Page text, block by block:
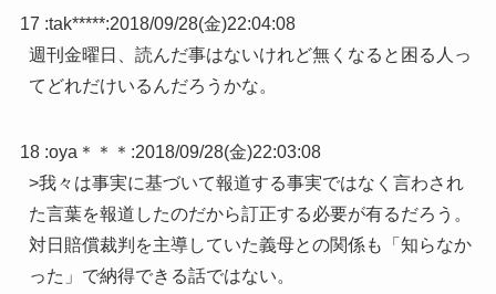
17 :tak*****:2018/09/28(金)22:04:08
週刊金曜日、読んだ事はないけれど無くなると困る人っ
てどれだけいるんだろうかな。
18 :oya＊＊＊ :2018/09/28(金)22:03:08
>我々は事実に基づいて報道する事実ではなく言わされ
た言葉を報道したのだから訂正する必要が有るだろう。
対日賠償裁判を主導していた義母との関係も「知らなか
った」で納得できる話ではない。